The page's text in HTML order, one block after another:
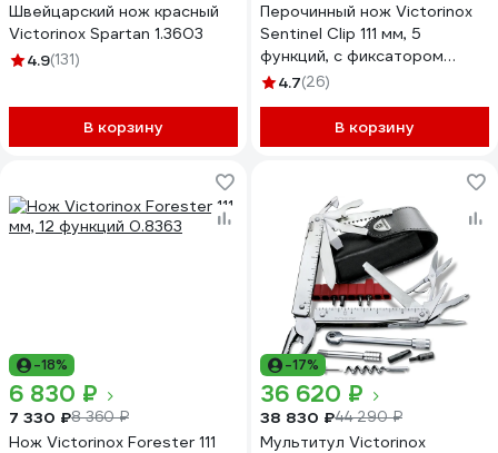
Швейцарский нож красный
Victorinox Spartan 1.3603
4.9(131)
В корзину
Перочинный нож Victorinox
Sentinel Clip 111 мм, 5
функций, с фиксатором
лезвия, черный 0.8416.M3
4.7(26)
В корзину
-18%
6 830 ₽
7 330 ₽8 360 ₽
Нож Victorinox Forester 111
-17%
36 620 ₽
38 830 ₽44 290 ₽
Мультитул Victorinox